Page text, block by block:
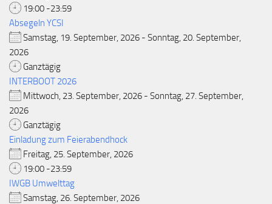
19:00 -23:59
Absegeln YCSI
Samstag, 19. September, 2026 - Sonntag, 20. September,
2026
Ganztägig
INTERBOOT 2026
Mittwoch, 23. September, 2026 - Sonntag, 27. September,
2026
Ganztägig
Einladung zum Feierabendhock
Freitag, 25. September, 2026
19:00 -23:59
IWGB Umwelttag
Samstag, 26. September, 2026